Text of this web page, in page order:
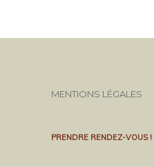
MENTIONS LÉGALES
PRENDRE RENDEZ-VOUS !